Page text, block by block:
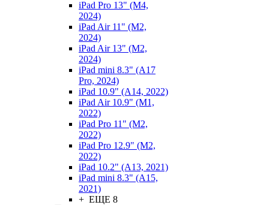
iPad Pro 13" (M4,
2024)
iPad Air 11" (M2,
2024)
iPad Air 13" (M2,
2024)
iPad mini 8.3" (A17
Pro, 2024)
iPad 10.9" (A14, 2022)
iPad Air 10.9" (M1,
2022)
iPad Pro 11" (M2,
2022)
iPad Pro 12.9" (M2,
2022)
iPad 10.2" (A13, 2021)
iPad mini 8.3" (A15,
2021)
+ ЕЩЕ 8